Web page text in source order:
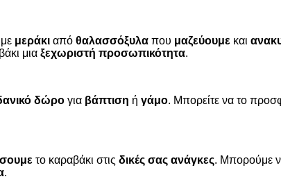
μεράκι από θαλασσόξυλα που μαζεύουμε και
μια ξεχωριστή προσωπικότητα.
δώρο για βάπτιση ή γάμο. Μπορείτε να το
το καραβάκι στις δικές σας ανάγκες. Μπορούμε
.